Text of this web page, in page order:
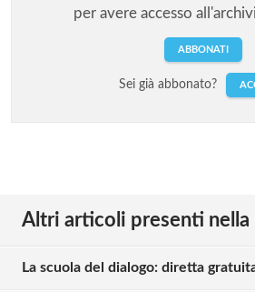
per avere accesso
ABBONATI
Sei già abbonato?
Altri articoli presenti nella
La scuola del dialogo: diretta